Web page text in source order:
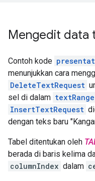
Mengedit data
Contoh kode
menunjukkan cara
DeleteTextRequest
sel di dalam textRange
InsertTextRequest
dengan teks baru
Tabel ditentukan oleh
berada di baris kelima
columnIndex dalam